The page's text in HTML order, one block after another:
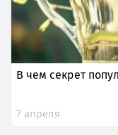
В чем секрет
7 апреля